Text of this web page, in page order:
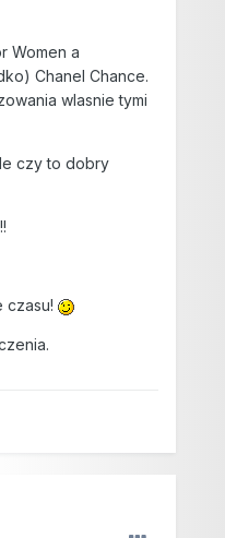
Women a
Chanel Chance.
wlasnie tymi
czy to dobry
czasu!